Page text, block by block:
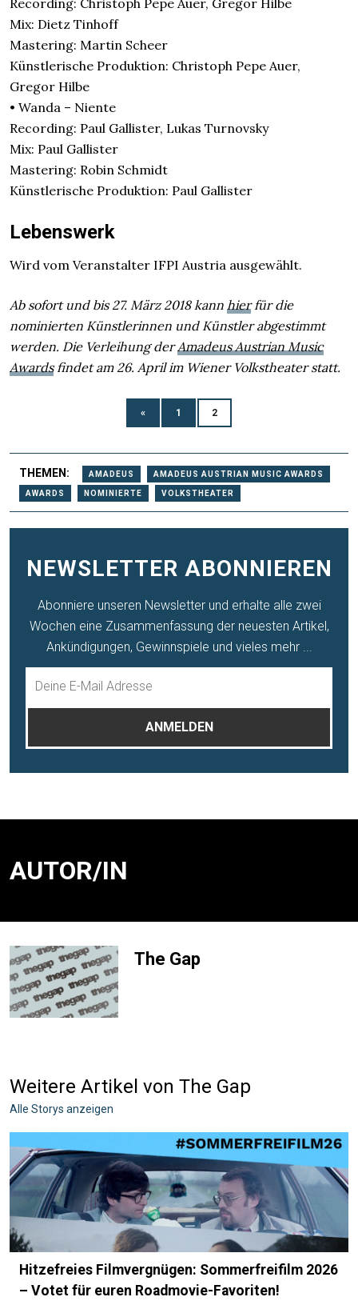
Mix: Dietz Tinhoff
Mastering: Martin Scheer
Künstlerische Produktion: Christoph Pepe Auer,
Gregor Hilbe
• Wanda – Niente
Recording: Paul Gallister, Lukas Turnovsky
Mix: Paul Gallister
Mastering: Robin Schmidt
Künstlerische Produktion: Paul Gallister
Lebenswerk
Wird vom Veranstalter IFPI Austria ausgewählt.
Ab sofort und bis 27. März 2018 kann hierfür die
nominierten Künstlerinnen und Künstler abgestimmt
werden. Die Verleihung derAmadeus Austrian Music
Awardsfindet am 26. April im Wiener Volkstheater statt.
« 1 2
THEMEN: AMADEUS AMADEUS AUSTRIAN MUSIC AWARDS
AWARDS NOMINIERTE VOLKSTHEATER
NEWSLETTER ABONNIEREN
Abonniere unseren Newsletter und erhalte alle zwei
Wochen eine Zusammenfassung der neuesten Artikel,
Ankündigungen, Gewinnspiele und vieles mehr ...
AUTOR/IN
The Gap
Weitere Artikel von The Gap
Alle Storys anzeigen
Hitzefreies Filmvergnügen: Sommerfreifilm 2026
– Votet für euren Roadmovie-Favoriten!